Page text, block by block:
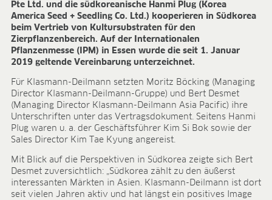
Rootixx
ANWENDUNGSFELDER
Ökologischer Anbau
Jungpflanzenanzucht
Presstopferden
Topfkräuter
Beet- und Balkonpflanzen
Topfpflanzen
Containerpflanzen
Beerenobst
Qualitätserden für den Fachhandel
Sphagnum für Orchideen
Pte Ltd. und die südkoreanische Hanmi Plug (Korea
America Seed + Seedling Co. Ltd.) kooperieren in Südkorea
beim Vertrieb von Kultursubstraten für den
Zierpflanzenbereich. Auf der Internationalen
Pflanzenmesse (IPM) in Essen wurde die seit 1. Januar
2019 geltende Vereinbarung unterzeichnet.
Für Klasmann-Deilmann setzten Moritz Böcking (Managing
Director Klasmann-Deilmann-Gruppe) und Bert Desmet
(Managing Director Klasmann-Deilmann Asia Pacific) ihre
Unterschriften unter das Vertragsdokument. Seitens Hanmi
Plug waren u. a. der Geschäftsführer Kim Si Bok sowie der
Sales Director Kim Tae Kyung angereist.
Mit Blick auf die Perspektiven in Südkorea zeigte sich Bert
Desmet zuversichtlich: „Südkorea zählt zu den äußerst
interessanten Märkten in Asien. Klasmann-Deilmann ist dort
seit vielen Jahren aktiv und hat längst ein positives Image